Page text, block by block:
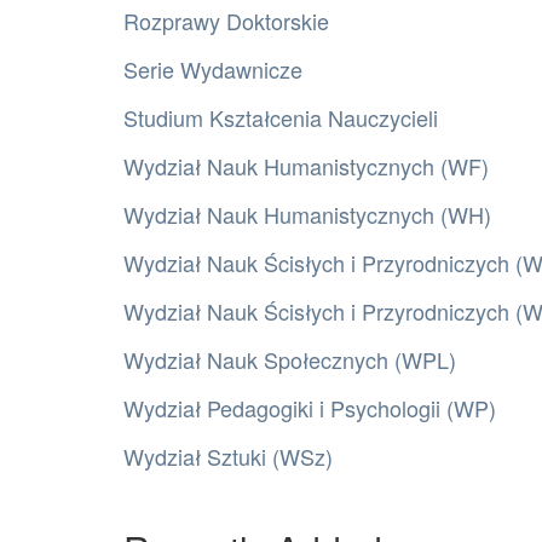
Rozprawy Doktorskie
Serie Wydawnicze
Studium Kształcenia Nauczycieli
Wydział Nauk Humanistycznych (WF)
Wydział Nauk Humanistycznych (WH)
Wydział Nauk Ścisłych i Przyrodniczych
Wydział Nauk Ścisłych i Przyrodniczych
Wydział Nauk Społecznych (WPL)
Wydział Pedagogiki i Psychologii (WP)
Wydział Sztuki (WSz)